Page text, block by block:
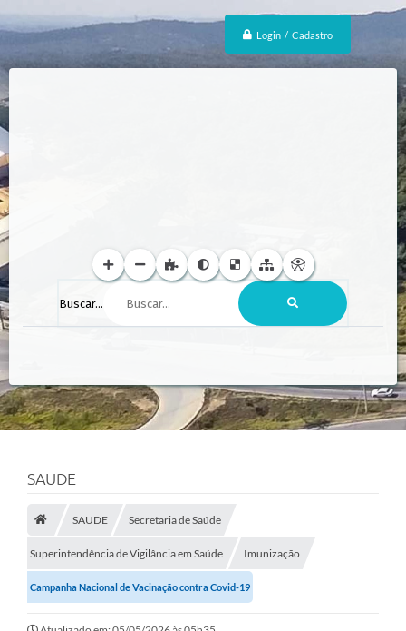
Login / Cadastro
Buscar...
SAUDE
SAUDE Secretaria de Saúde
Superintendência de Vigilância em Saúde Imunização
Campanha Nacional de Vacinação contra Covid-19